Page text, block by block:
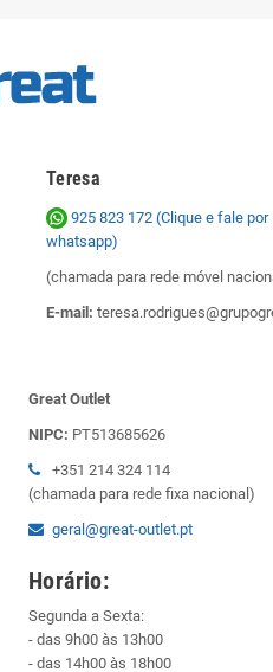
Teresa
925 823 172 (Clique e fale por
whatsapp)
(chamada para rede móvel
E-mail:
Great Outlet
NIPC: PT513685626
+351 214 324 114
(chamada para rede fixa nacional)
geral@great-outlet.pt
Horário:
Segunda a Sexta:
- das 9h00 às 13h00
- das 14h00 às 18h00